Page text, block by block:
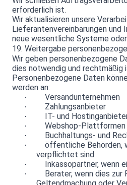
erforderlich ist.
Wir aktualisieren unsere
Lieferantenvereinbarungen und
neue wesentliche Systeme
19. Weitergabe
Wir geben personenbezogene
dies notwendig und rechtmäßig
Personenbezogene Daten
werden an:
· Versandunternehmen
· Zahlungsanbieter
· IT- und
· Webshop-Plattformen
· Buchhaltungs- und
·
öffentliche Behörden,
verpflichtet sind
· Inkassopartner, wenn
·
Berater, wenn dies zur